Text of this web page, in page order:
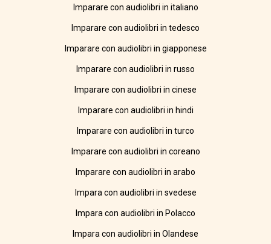
Imparare con audiolibri in italiano
Imparare con audiolibri in tedesco
Imparare con audiolibri in giapponese
Imparare con audiolibri in russo
Imparare con audiolibri in cinese
Imparare con audiolibri in hindi
Imparare con audiolibri in turco
Imparare con audiolibri in coreano
Imparare con audiolibri in arabo
Impara con audiolibri in svedese
Impara con audiolibri in Polacco
Impara con audiolibri in Olandese